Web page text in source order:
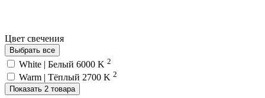
Цвет свечения
Выбрать все
White | Белый 6000 K 2
Warm | Тёплый 2700 K 2
Показать 2 товара